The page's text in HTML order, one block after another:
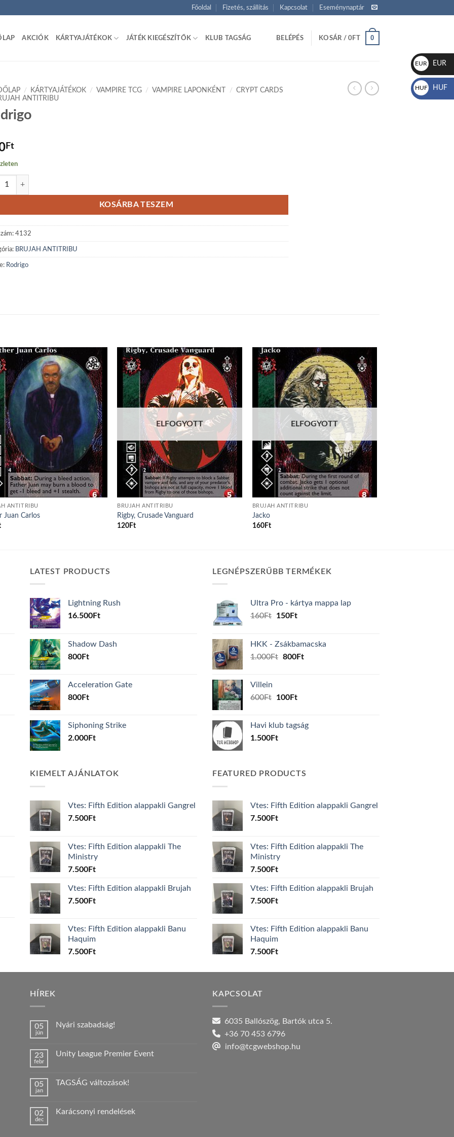
Főoldal Fizetés, szállítás Kapcsolat Eseménynaptár
AKCIÓK KÁRTYAJÁTÉKOK JÁTÉK KIEGÉSZÍTŐK KLUB TAGSÁG BELÉPÉS KOSÁR /0FT 0
/ KÁRTYAJÁTÉKOK / VAMPIRE TCG / VAMPIRE LAPONKÉNT / CRYPT CARDS
ANTITRIBU
Ft
mennyiség
KOSÁRBA TESZEM
4132
BRUJAH ANTITRIBU
Rodrigo
Add to
wishlist
ANTITRIBU
Juan Carlos
Add to
wishlist
ELFOGYOTT
BRUJAH ANTITRIBU
Rigby, Crusade Vanguard
120 Ft
Add to
wishlist
ELFOGYOTT
BRUJAH ANTITRIBU
Jacko
160Ft
LATEST PRODUCTS
Lightning Rush
16.500Ft
Shadow Dash
800Ft
Acceleration Gate
800Ft
Siphoning Strike
2.000Ft
LEGNÉPSZERŰBB TERMÉKEK
Ultra Pro - kártya mappa lap
160Ft
Original
160Ft.
150FtCurrent
150Ft.
HKK - Zsákbamacska
1.000Ft Original
800FtCurrent
Villein
600Ft
Original
600Ft.
100FtCurrent
100Ft.
Havi klub tagság
1.500Ft
KIEMELT AJÁNLATOK
Vtes: Fifth Edition alappakli Gangrel
7.500Ft
Vtes: Fifth Edition alappakli The
Ministry
7.500Ft
Vtes: Fifth Edition alappakli Brujah
7.500Ft
Vtes: Fifth Edition alappakli Banu
Haquim
7.500Ft
FEATURED PRODUCTS
Vtes: Fifth Edition alappakli Gangrel
7.500Ft
Vtes: Fifth Edition alappakli The
Ministry
7.500Ft
Vtes: Fifth Edition alappakli Brujah
7.500Ft
Vtes: Fifth Edition alappakli Banu
Haquim
7.500Ft
HÍREK
05
jún
Nyári szabadság!
Nyári
23
febr
Unity League Premier Event
Unity
bejegyzéshez
05
jan
TAGSÁG változások!
TAGSÁG
02
dec
Karácsonyi rendelések
KAPCSOLAT
6035 Ballószög, Bartók utca 5.
+36 70 453 6796
info@tcgwebshop.hu
EUR
€
EUR
HUF
Ft
HUF